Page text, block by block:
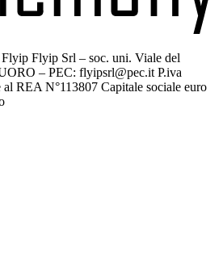
Flyip Srl – soc. uni. Viale del
– PEC: flyipsrl@pec.it P.iva
REA N°113807 Capitale sociale euro